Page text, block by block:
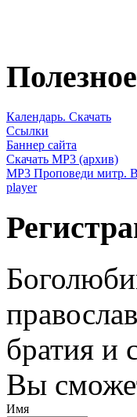
Полезное
Календарь. Скачать
Ссылки
Баннер сайта
Скачать MP3 (архив)
MP3 Проповеди митр.
player
братия и
Вы
Имя